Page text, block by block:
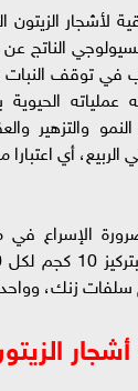
لأشجار الزيتون
الناتج
في توقف
عملياته
والتزهير
الربيع، أي
الإسراع في